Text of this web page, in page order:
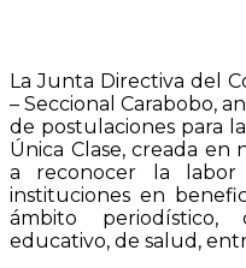
La Junta Directiva del
– Seccional Carabobo,
de postulaciones para
Única Clase, creada en
a reconocer la labor
instituciones en
ámbito periodístico,
educativo, de salud,